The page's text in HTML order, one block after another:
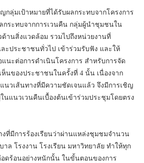
กลุ่มเป้าหมายที่ได้รับผลกระทบจากโครงการ
กระทบจากการเวนคืน กลุ่มผู้นำชุมชนใน
านสิ่งแวดล้อม รวมไปถึงหน่วยงานที่
ะประชาชนทั่วไป เข้าร่วมรับฟัง และให้
นะต่อการดำเนินโครงการ สำหรับการจัด
นของประชาชนในครั้งที่ 4 นั้น เนื่องจาก
นวเส้นทางที่มีความชัดเจนแล้ว จึงมีการเชิญ
นแนวเวนคืนเบื้องต้นเข้าร่วมประชุมโดยตรง
ที่มีการร้องเรียนว่าผ่านแหล่งชุมชมจำนวน
าล โรงงาน โรงเรียน มหาวิทยาลัย ทำให้ทุก
ดร้อนอย่างหนักนั้น ในขั้นตอนของการ